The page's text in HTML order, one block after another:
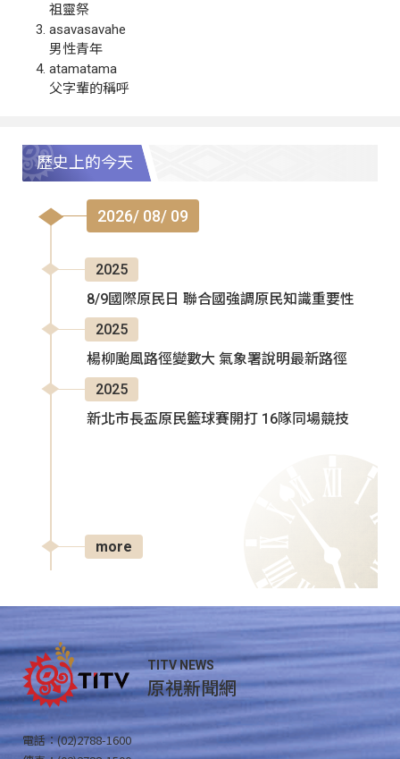
祖靈祭
asavasavahe
男性青年
atamatama
父字輩的稱呼
歷史上的今天
2026/ 08/ 09
2025
8/9國際原民日 聯合國強調原民知識重要性
2025
楊柳颱風路徑變數大 氣象署說明最新路徑
2025
新北市長盃原民籃球賽開打 16隊同場競技
more
TITV NEWS
原視新聞網
電話：(02)2788-1600